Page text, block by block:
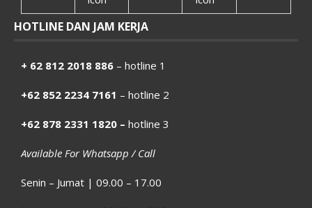
HOTLINE DAN JAM KERJA
+ 62 812 2018 886 – hotline 1
+62 852 2234 7161 – hotline 2
+62 878 2331 1820 – hotline 3
Available For Whatsapp / Call
Senin – Jumat | 09.00 – 17.00